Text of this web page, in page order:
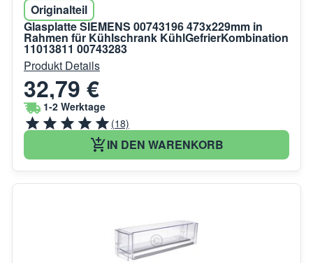
Originalteil
Glasplatte SIEMENS 00743196 473x229mm in
Rahmen für Kühlschrank KühlGefrierKombination
11013811 00743283
Produkt Details
32,79 €
1-2 Werktage
(18)
IN DEN WARENKORB